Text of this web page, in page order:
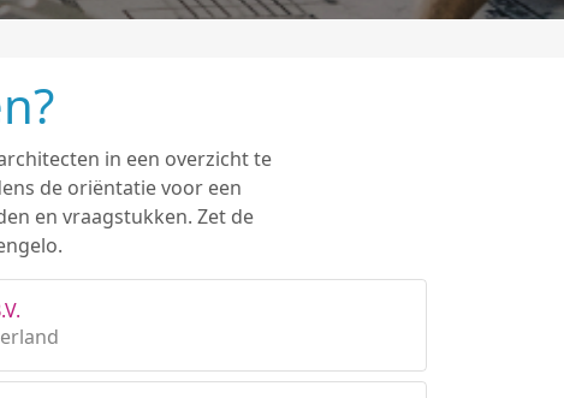
in een overzicht te
de oriëntatie voor een
en vraagstukken. Zet de